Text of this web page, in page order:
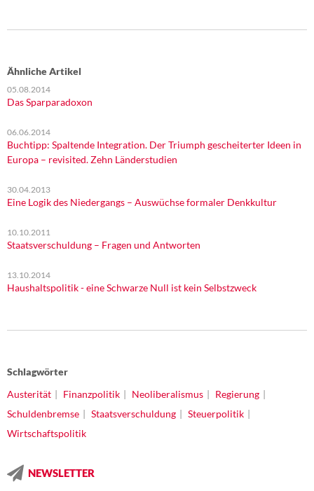
Ähnliche Artikel
05.08.2014
Das Sparparadoxon
06.06.2014
Buchtipp: Spaltende Integration. Der Triumph gescheiterter Ideen in
Europa – revisited. Zehn Länderstudien
30.04.2013
Eine Logik des Niedergangs – Auswüchse formaler Denkkultur
10.10.2011
Staatsverschuldung – Fragen und Antworten
13.10.2014
Haushaltspolitik - eine Schwarze Null ist kein Selbstzweck
Schlagwörter
Austerität
Finanzpolitik Neoliberalismus
Regierung
Schuldenbremse
Staatsverschuldung
Steuerpolitik
Wirtschaftspolitik
NEWSLETTER